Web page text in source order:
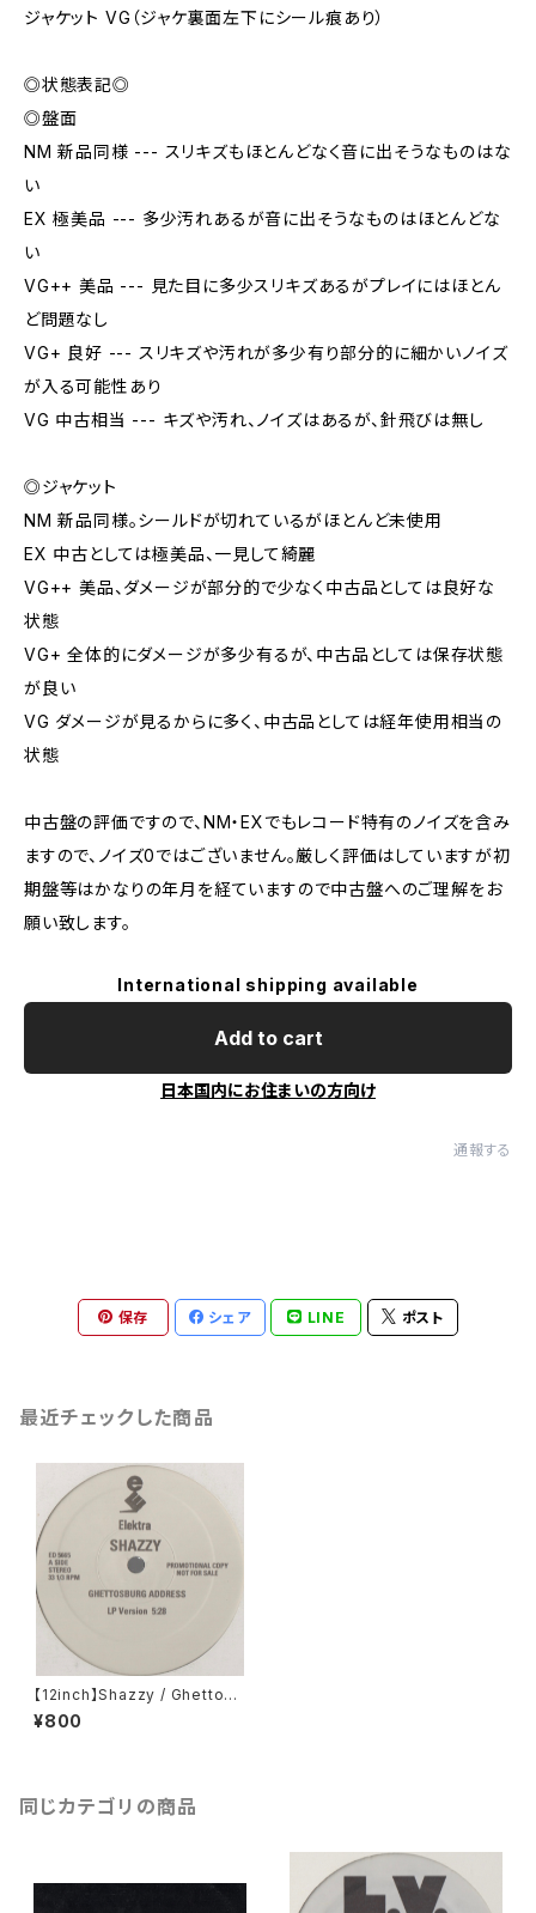
ジャケット VG（ジャケ裏面左下にシール痕あり）
◎状態表記◎
◎盤面
NM 新品同様 --- スリキズもほとんどなく音に出そうなものはな
い
EX 極美品 --- 多少汚れあるが音に出そうなものはほとんどな
い
VG++ 美品 --- 見た目に多少スリキズあるがプレイにはほとん
ど問題なし
VG+ 良好 --- スリキズや汚れが多少有り部分的に細かいノイズ
が入る可能性あり
VG 中古相当 --- キズや汚れ、ノイズはあるが、針飛びは無し
◎ジャケット
NM 新品同様。シールドが切れているがほとんど未使用
EX 中古としては極美品、一見して綺麗
VG++ 美品、ダメージが部分的で少なく中古品としては良好な
状態
VG+ 全体的にダメージが多少有るが、中古品としては保存状態
が良い
VG ダメージが見るからに多く、中古品としては経年使用相当の
状態
中古盤の評価ですので、NM・EXでもレコード特有のノイズを含み
ますので、ノイズ0ではございません。厳しく評価はしていますが初
期盤等はかなりの年月を経ていますので中古盤へのご理解をお
願い致します。
International shipping available
Add to cart
日本国内にお住まいの方向け
通報する
保存 シェア LINE ポスト
最近チェックした商品
【12inch】Shazzy / Ghettosb
urg Address
¥800
同じカテゴリの商品